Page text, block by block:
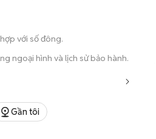
với số đông.
ngoại hình và lịch sử bảo hành.
Gần tôi